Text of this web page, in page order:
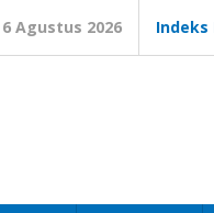
6 Agustus 2026 Indeks